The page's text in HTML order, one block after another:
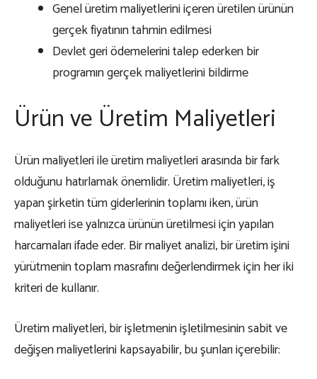
Genel üretim maliyetlerini içeren üretilen ürünün
gerçek fiyatının tahmin edilmesi
Devlet geri ödemelerini talep ederken bir
programın gerçek maliyetlerini bildirme
Ürün ve Üretim Maliyetleri
Ürün maliyetleri ile üretim maliyetleri arasında bir fark
olduğunu hatırlamak önemlidir. Üretim maliyetleri, iş
yapan şirketin tüm giderlerinin toplamı iken, ürün
maliyetleri ise yalnızca ürünün üretilmesi için yapılan
harcamaları ifade eder. Bir maliyet analizi, bir üretim işini
yürütmenin toplam masrafını değerlendirmek için her iki
kriteri de kullanır.
Üretim maliyetleri, bir işletmenin işletilmesinin sabit ve
değişen maliyetlerini kapsayabilir, bu şunları içerebilir: